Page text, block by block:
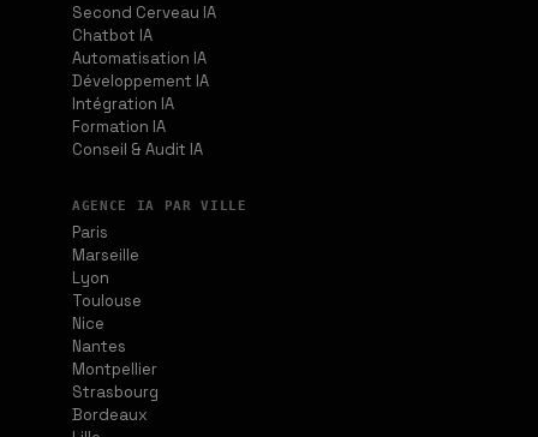
Second Cerveau IA
Chatbot IA
Automatisation IA
Développement IA
Intégration IA
Formation IA
Conseil & Audit IA
AGENCE IA PAR VILLE
Paris
Marseille
Lyon
Toulouse
Nice
Nantes
Montpellier
Strasbourg
Bordeaux